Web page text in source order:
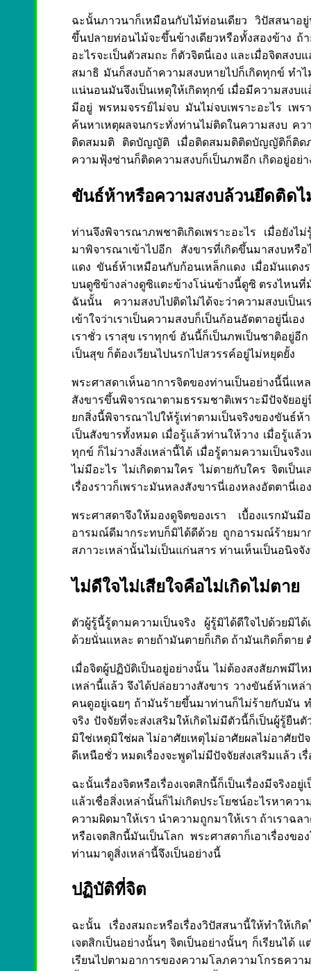
ฉะนั้นภาวนาก็เหมือนกับไม้ท่อนเดียว วิปัสสนา
ขึ้นปลายท่อนไม้จะขึ้นข้างเดียวหรือทั้งสองข้าง ถ้
อะไรจะเป็นตัวสมถะ ก็ตัวจิตนี่เอง และเมื่อจิตสง
สมาธิ มันก็สงบถ้าความสงบหายไปก็เกิดทุกข์ ทำ
แน่นอนมันจึงเป็นเหตุให้เกิดทุกข์ เมื่อมีความสงบ
มีอยู่ พรหมจรรย์ไม่จบ มันไม่จบเพราะอะไร เพ
ค้นหาเหตุผลจนกระทั่งท่านไม่ติดในความสงบ ค
ติดสมมติ ติดบัญญัติ เมื่อติดสมมติติดบัญญัติก็ติด
ความฟุ้งซ่านก็ติดความสงบก็เป็นภพอีก เกิดอยู่อย่
ขันธ์ห้าหรือความสงบล้วนยึดติดไ
ท่านจึงพิจารณาภพชาติเกิดเพราะอะไร เมื่อยังไ
มาพิจารณาเข้าไปอีก สังขารที่เกิดขึ้นมาสงบหรื
แดง ขันธ์ห้าเหมือนกับก้อนเหล็กแดง เมื่อมันแดง
บนดูซิข้างล่างดูซิแตะข้างโน่นข้างนี้ดูซิ ตรงไหนที่
ฉันนั้น ความสงบไปติดไม่ได้จะว่าความสงบเป็นเ
เข้าใจว่าเราเป็นความสงบก็เป็นก้อนอัตตาอยู่นี่เ
เราชั่ว เราสุข เราทุกข์ อันนี้ก็เป็นภพเป็นชาติอยู่
เป็นสุข ก็ต้องเวียนไปนรกไปสวรรค์อยู่ไม่หยุดยั้ง
พระศาสดาเห็นอาการจิตของท่านเป็นอย่างนี้นี่
สังขารขึ้นพิจารณาตามธรรมชาติเพราะมีปัจจัยอ
ยกสิ่งนี้พิจารณาไปให้รู้เท่าตามเป็นจริงของขัน
เป็นสังขารทั้งหมด เมื่อรู้แล้วท่านให้วาง เมื่อรู้แล้
ทุกข์ ก็ไม่วางสิ่งเหล่านี้ได้ เมื่อรู้ตามความเป็นจริ
ไม่มีอะไร ไม่เกิดตามใคร ไม่ตายกับใคร จิตเป็น
เรื่องราวก็เพราะมันหลงสังขารนี่เองหลงอัตตานี่เอง
พระศาสดาจึงให้มองดูจิตของเรา เบื้องแรกมัน
อารมณ์ดีมากระทบก็มิได้ดีด้วย ถูกอารมณ์ร้ายมา
สภาวะเหล่านั้นไม่เป็นแก่นสาร ท่านเห็นเป็นอนิจ
ไม่ดีใจไม่เสียใจคือไม่เกิดไม่ตาย
ตัวผู้รู้นี้รู้ตามความเป็นจริง ผู้รู้มิได้ดีใจไปด้วยมิไ
ด้วยนั่นแหละ ตายถ้ามันตายก็เกิด ถ้ามันเกิดก็ตาย
เมื่อจิตผู้ปฏิบัติเป็นอยู่อย่างนั้น ไม่ต้องสงสัยภพมี
เหล่านี้แล้ว จึงได้ปล่อยวางสังขาร วางขันธ์ห้าเห
คนดูอยู่เฉยๆ ถ้ามันร้ายขึ้นมาท่านก็ไม่ร้ายกับมัน
จริง ปัจจัยที่จะส่งเสริมให้เกิดไม่มีตัวนี้ก็เป็นผู้รู้ยืน
มิใช่เหตุมิใช่ผล ไม่อาศัยเหตุไม่อาศัยผลไม่อาศัย
ดีเหนือชั่ว หมดเรื่องจะพูดไม่มีปัจจัยส่งเสริมแล้ว เ
ฉะนั้นเรื่องจิตหรือเรื่องเจตสิกนี้ก็เป็นเรื่องมีจริงอ
แล้วเชื่อสิ่งเหล่านั้นก็ไม่เกิดประโยชน์อะไรหาคว
ความผิดมาให้เรา นำความถูกมาให้เรา ถ้าเราฉล
หรือเจตสิกนี้มันเป็นโลก พระศาสดาก็เอาเรื่องข
ท่านมาดูสิ่งเหล่านี้จึงเป็นอย่างนี้
ปฏิบัติที่จิต
ฉะนั้น เรื่องสมถะหรือเรื่องวิปัสสนานี้ให้ทำให้เกิ
เจตสิกเป็นอย่างนั้นๆ จิตเป็นอย่างนั้นๆ ก็เรียนได้
เรียนไปตามอาการของความโลภความโกรธค